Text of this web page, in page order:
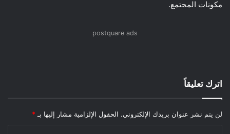
مكونات المجتمع.
postquare ads
اترك تعليقاً
لن يتم نشر عنوان بريدك الإلكتروني. الحقول الإلزامية مشار إليها بـ *